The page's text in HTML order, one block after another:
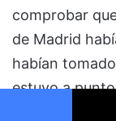
comprobar
de Madrid
habían
estuvo a